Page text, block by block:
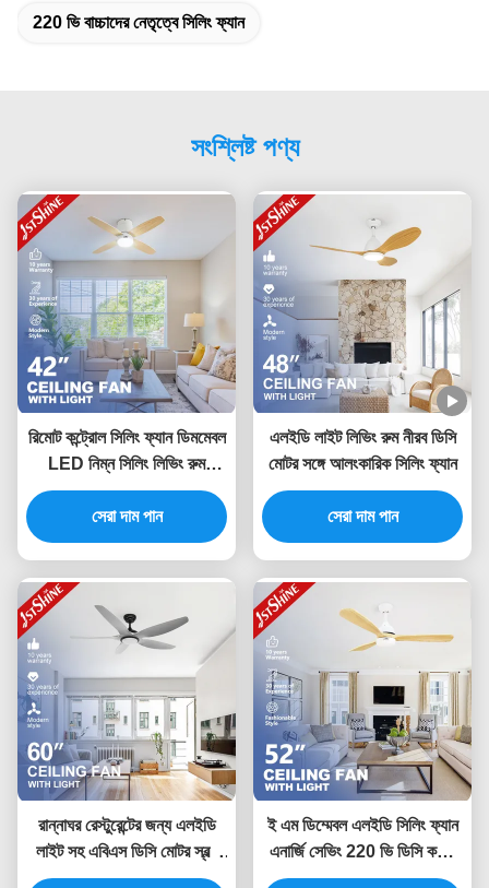
220 ভি বাচ্চাদের নেতৃত্বে সিলিং ফ্যান
সংশ্লিষ্ট পণ্য
রিমোট কন্ট্রোল সিলিং ফ্যান ডিমমেবল
LED নিম্ন সিলিং লিভিং রুম
আধুনিক
সেরা দাম পান
এলইডি লাইট লিভিং রুম নীরব ডিসি
মোটর সঙ্গে আলংকারিক সিলিং ফ্যান
সেরা দাম পান
রান্নাঘর রেস্টুরেন্টের জন্য এলইডি
লাইট সহ এবিএস ডিসি মোটর স্বল্প
গোলমাল নীরব সিলিং ফ্যান
ই এম ডিম্মেবল এলইডি সিলিং ফ্যান
এনার্জি সেভিং 220 ভি ডিসি কপার
মোটর